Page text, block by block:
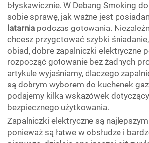
błyskawicznie. W Debang Smoking
sobie sprawę, jak ważne jest
latarnia podczas gotowania.
chcesz przygotować szybki
obiad, dobre zapalniczki elektryczne
rozpocząć gotowanie bez żadnych
artykule wyjaśniamy, dlaczego
są dobrym wyborem do kuchenek
podajemy kilka wskazówek
bezpiecznego użytkowania.
Zapalniczki elektryczne są
ponieważ są łatwe w obsłudze i